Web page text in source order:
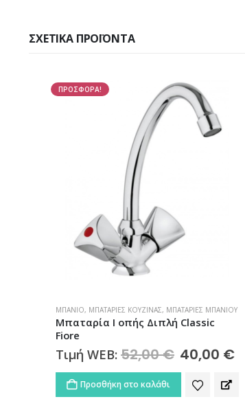
ΣΧΕΤΙΚΆ ΠΡΟΪΌΝΤΑ
ΠΡΟΣΦΟΡΑ!
ΜΠΆΝΙΟ,ΜΠΑΤΑΡΊΕΣ ΚΟΥΖΊΝΑΣ,ΜΠΑΤΑΡΊΕΣ ΜΠΆΝΙΟΥ
Μπαταρία Ι οπής Διπλή Classic
Fiore
Τιμή WEB:52,00€ Original
was:
52,00 €.
40,00€Η
τιμή
είναι:
Προσθήκη στο καλάθι